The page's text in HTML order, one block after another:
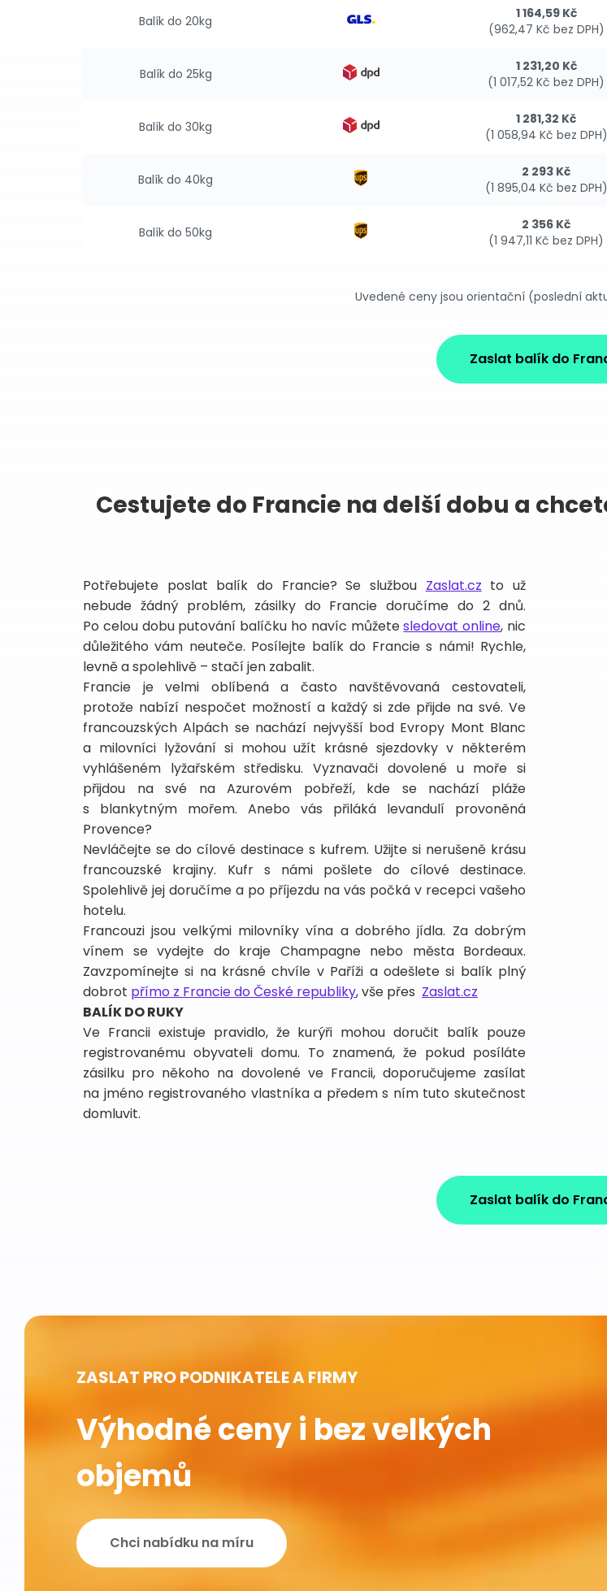
Balík do 20kg
1 164,59 Kč
(962,47 Kč bez DPH)
Balík do 25kg
1 231,20 Kč
(1 017,52 Kč bez DPH)
Balík do 30kg
1 281,32 Kč
(1 058,94 Kč bez DPH)
Balík do 40kg
2 293 Kč
(1 895,04 Kč bez DPH)
Balík do 50kg
2 356 Kč
(1 947,11 Kč bez DPH)
Uvedené ceny jsou orientační (poslední
Zaslat balík do
Cestujete do Francie na delší dobu a
Potřebujete poslat balík do Francie? Se službou Zaslat.cz to už
nebude žádný problém, zásilky do Francie doručíme do 2 dnů.
Po celou dobu putování balíčku ho navíc můžetesledovat online, nic
důležitého vám neuteče. Posílejte balík do Francie s námi! Rychle,
levně a spolehlivě – stačí jen zabalit.
Francie je velmi oblíbená a často navštěvovaná cestovateli,
protože nabízí nespočet možností a každý si zde přijde na své. Ve
francouzských Alpách se nachází nejvyšší bod Evropy Mont Blanc
a milovníci lyžování si mohou užít krásné sjezdovky v některém
vyhlášeném lyžařském středisku. Vyznavači dovolené u moře si
přijdou na své na Azurovém pobřeží, kde se nachází pláže
s blankytným mořem. Anebo vás přiláká levandulí provoněná
Provence?
Nevláčejte se do cílové destinace s kufrem. Užijte si nerušeně krásu
francouzské krajiny. Kufr s námi pošlete do cílové destinace.
Spolehlivě jej doručíme a po příjezdu na vás počká v recepci vašeho
hotelu.
Francouzi jsou velkými milovníky vína a dobrého jídla. Za dobrým
vínem se vydejte do kraje Champagne nebo města Bordeaux.
Zavzpomínejte si na krásné chvíle v Paříži a odešlete si balík plný
dobrot přímo z Francie do České republiky, vše přes Zaslat.cz
BALÍK DO RUKY
Ve Francii existuje pravidlo, že kurýři mohou doručit balík pouze
registrovanému obyvateli domu. To znamená, že pokud posíláte
zásilku pro někoho na dovolené ve Francii, doporučujeme zasílat
na jméno registrovaného vlastníka a předem s ním tuto skutečnost
domluvit.
Zaslat balík do
ZASLAT PRO PODNIKATELE A FIRMY
Výhodné ceny i bez velkých
objemů
Chci nabídku na míru